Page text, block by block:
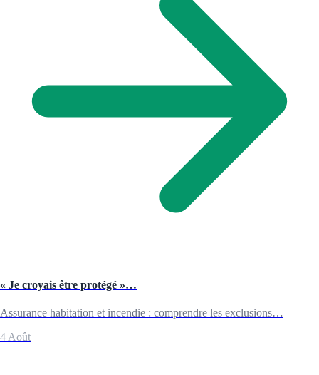
« Je croyais être protégé »…
Assurance habitation et incendie : comprendre les exclusions…
4 Août